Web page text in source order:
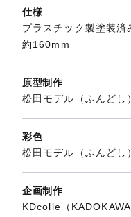
仕様
プラスチック製塗装済
約160mm
原型制作
松田モデル（ふんどし
彩色
松田モデル（ふんどし
企画制作
KDcolle（KADOKAWA